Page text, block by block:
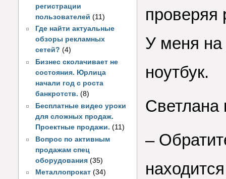
регистрации
пользователей(11)
Где найти актуальные
обзоры рекламных
сетей? (4)
Бизнес сколачивает не
состояния. Юрлица
начали год с роста
банкротств. (8)
Бесплатные видео уроки
для сложных продаж.
Проектные продажи. (11)
Вопрос по активным
продажам спец
оборудования (35)
Металлопрокат (34)
проверяя
У меня на
ноутбук.
Светлана
–